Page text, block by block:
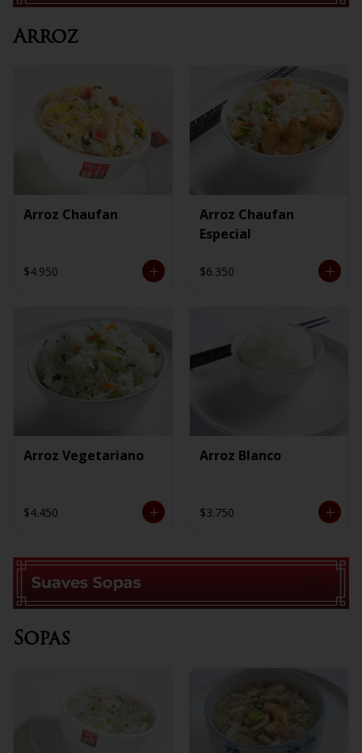
Arroz
Arroz Chaufan
$4.950
Arroz Chaufan
Especial
$6.350
Arroz Vegetariano
$4.450
Arroz Blanco
$3.750
Sopas